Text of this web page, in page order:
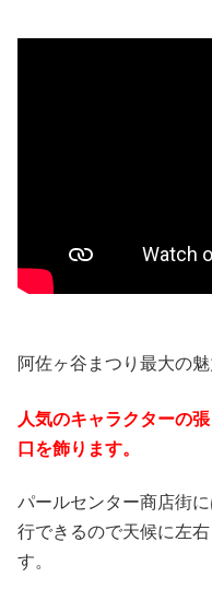
阿佐ヶ谷まつり最大の
人気のキャラクターの
口を飾ります。
パールセンター商店街
行できるので天候に左
す。